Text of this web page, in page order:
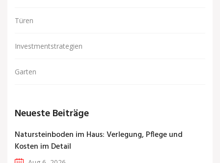
Türen
Investmentstrategien
Garten
Neueste Beiträge
Natursteinboden im Haus: Verlegung, Pflege und
Kosten im Detail